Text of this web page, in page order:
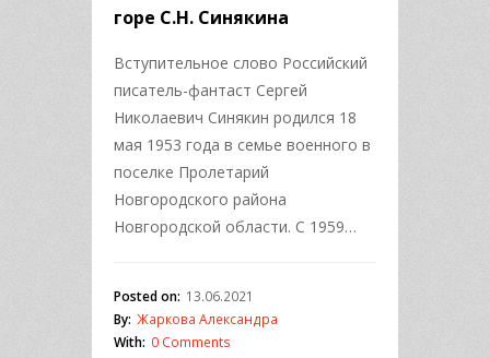
горе С.Н. Синякина
Вступительное слово Российский
писатель-фантаст Сергей
Николаевич Синякин родился 18
мая 1953 года в семье военного в
поселке Пролетарий
Новгородского района
Новгородской области. С 1959…
Posted on: 13.06.2021
By: Жаркова Александра
With: 0 Comments